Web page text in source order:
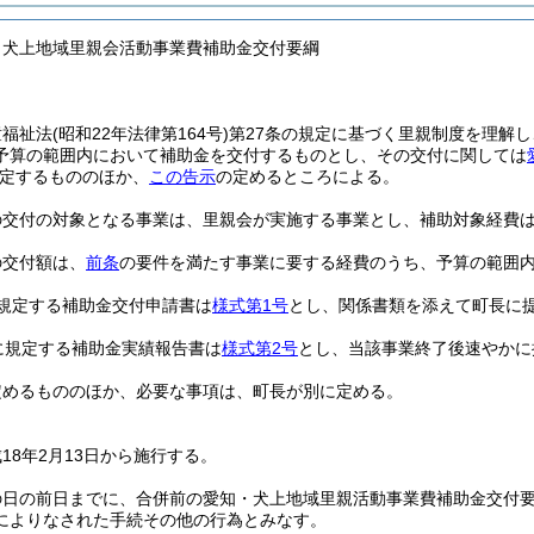
上地域里親会活動事業費補助金交付要綱
祉法(昭和22年法律第164号)第27条の規定に基づく里親制度を理解
算の範囲内において補助金を交付するものとし、その交付に関しては
するもののほか、
この告示の定めるところによる。
付の対象となる事業は、里親会が実施する事業とし、補助対象経費
付額は、 前条の要件を満たす事業に要する経費のうち、予算の範囲
定する補助金交付申請書は様式第1号とし、関係書類を添えて町長に
規定する補助金実績報告書は様式第2号とし、当該事業終了後速やか
るもののほか、必要な事項は、町長が別に定める。
年2月13日から施行する。
の前日までに、合併前の愛知・犬上地域里親活動事業費補助金交付
よりなされた手続その他の行為とみなす。